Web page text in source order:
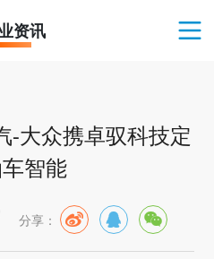
资讯
-大众携卓驭科技定
智能
分享：